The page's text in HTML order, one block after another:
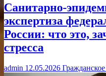
Санитарно-
экспертиза
России: что это,
стресса
admin 12.05.2026